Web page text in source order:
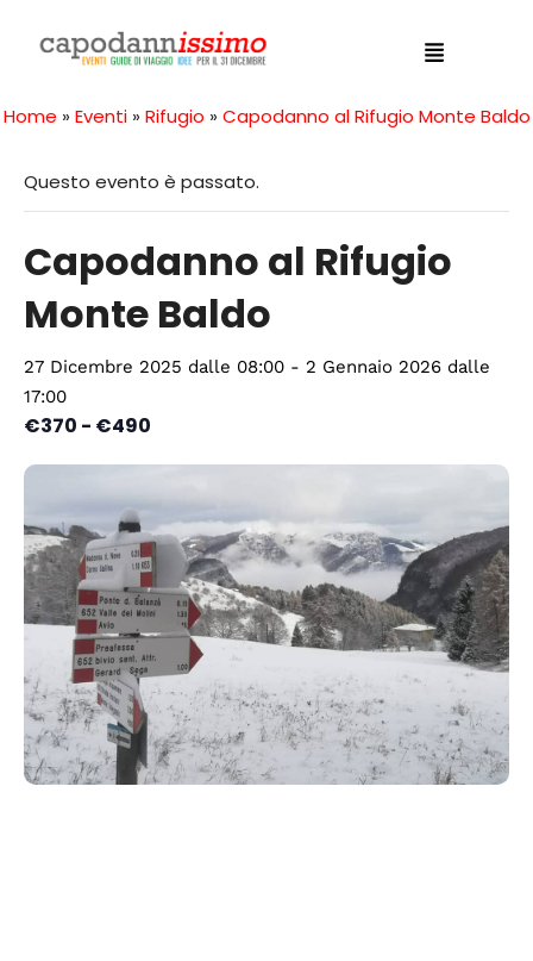
Home » Eventi » Rifugio » Capodanno al Rifugio Monte Baldo
Questo evento è passato.
Capodanno al Rifugio
Monte Baldo
27 Dicembre 2025 dalle 08:00 - 2 Gennaio 2026 dalle
17:00
€370 - €490